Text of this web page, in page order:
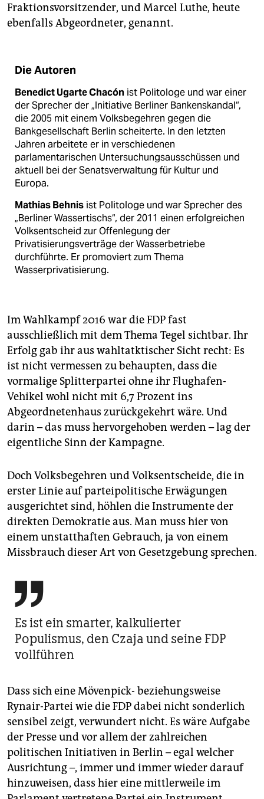
Fraktionsvorsitzender, und Marcel Luthe, heute
ebenfalls Abgeordneter, genannt.
Die Autoren
Benedict Ugarte Chacón ist Politologe und war einer
der Sprecher der „Initiative Berliner Bankenskandal“,
die 2005 mit einem Volksbegehren gegen die
Bankgesellschaft Berlin scheiterte. In den letzten
Jahren arbeitete er in verschiedenen
parlamentarischen Untersuchungsausschüssen und
aktuell bei der Senatsverwaltung für Kultur und
Europa.
Mathias Behnis ist Politologe und war Sprecher des
„Berliner Wassertischs“, der 2011 einen erfolgreichen
Volksentscheid zur Offenlegung der
Privatisierungsverträge der Wasserbetriebe
durchführte. Er promoviert zum Thema
Wasserprivatisierung.
Im Wahlkampf 2016 war die FDP fast
ausschließlich mit dem Thema Tegel sichtbar. Ihr
Erfolg gab ihr aus wahltatktischer Sicht recht: Es
ist nicht vermessen zu behaupten, dass die
vormalige Splitterpartei ohne ihr Flughafen-
Vehikel wohl nicht mit 6,7 Prozent ins
Abgeordnetenhaus zurückgekehrt wäre. Und
darin – das muss hervorgehoben werden – lag der
eigentliche Sinn der Kampagne.
Doch Volksbegehren und Volksentscheide, die in
erster Linie auf parteipolitische Erwägungen
ausgerichtet sind, höhlen die Instrumente der
direkten Demokratie aus. Man muss hier von
einem unstatthaften Gebrauch, ja von einem
Missbrauch dieser Art von Gesetzgebung sprechen.

Es ist ein smarter, kalkulierter
Populismus, den Czaja und seine FDP
vollführen
Dass sich eine Mövenpick- beziehungsweise
Rynair-Partei wie die FDP dabei nicht sonderlich
sensibel zeigt, verwundert nicht. Es wäre Aufgabe
der Presse und vor allem der zahlreichen
politischen Initiativen in Berlin – egal welcher
Ausrichtung –, immer und immer wieder darauf
hinzuweisen, dass hier eine mittlerweile im